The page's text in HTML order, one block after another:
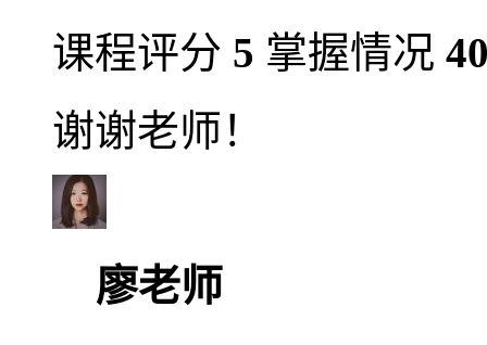
课程评分 5 掌握情况
谢谢老师！
廖老师